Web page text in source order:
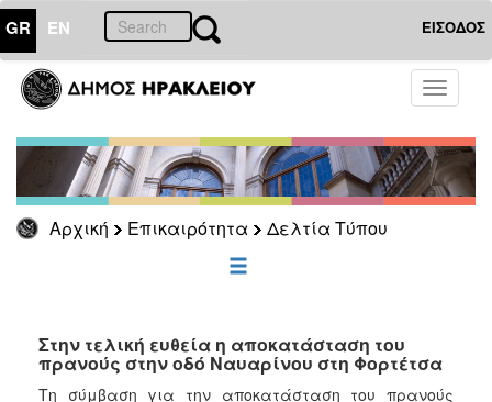
GR EN ΕΙΣΟΔΟΣ
Toggle
Αρχική Επικαιρότητα Δελτία Τύπου
ΕΠΙΚΑΙΡΟΤΗΤΑ
Τύπου
Αρχείο
ΕΠΙΣΚΕΠΤΗΣ
ΗΡΑΚΛΕΙΟ
Στην τελική ευθεία η αποκατάσταση του
πρανούς στην οδό Ναυαρίνου στη Φορτέτσα
Τη σύμβαση για την αποκατάσταση του πρανούς